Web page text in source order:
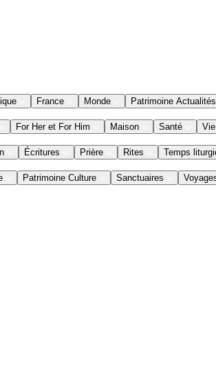
France Monde Patrimoine Actualités
For Her et For Him Maison Santé
Écritures Prière Rites Temps
Patrimoine Culture Sanctuaires